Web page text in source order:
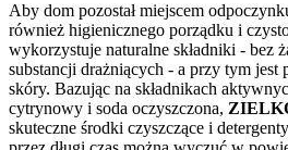
Aby dom pozostał miejscem
również higienicznego porządku i
wykorzystuje naturalne składniki - bez
substancji drażniących - a przy tym jest
skóry. Bazując na składnikach
cytrynowy i soda oczyszczona,
skuteczne środki czyszczące i